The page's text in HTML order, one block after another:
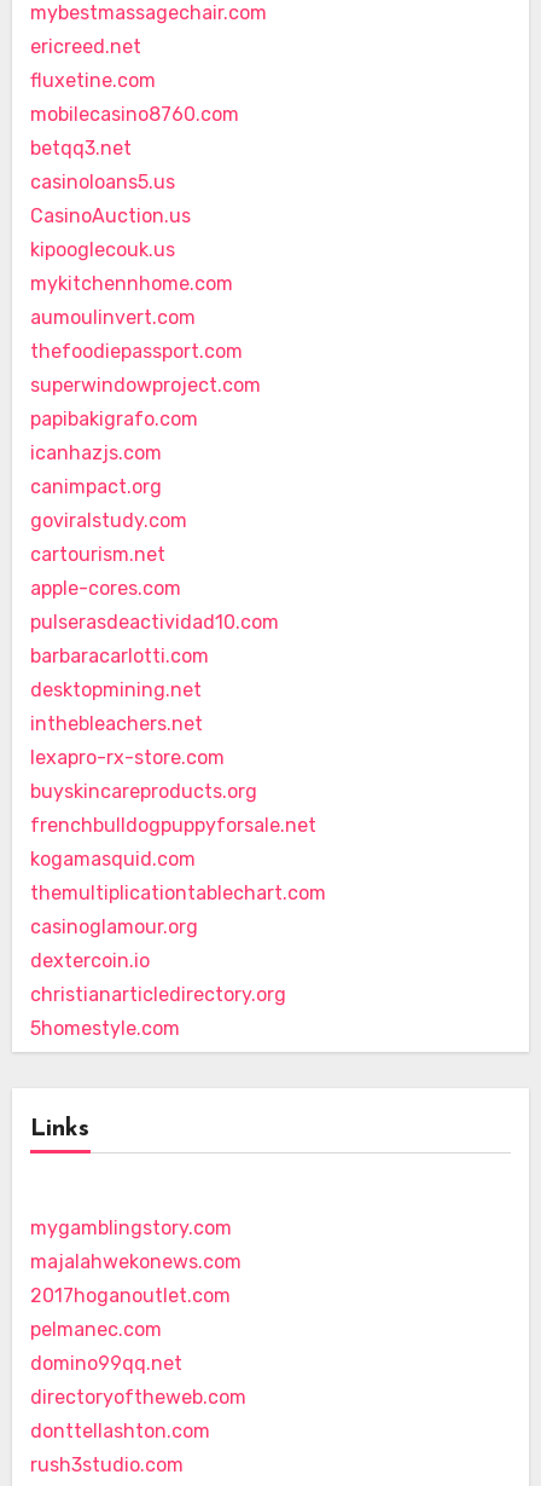
mybestmassagechair.com
ericreed.net
fluxetine.com
mobilecasino8760.com
betqq3.net
casinoloans5.us
CasinoAuction.us
kipooglecouk.us
mykitchennhome.com
aumoulinvert.com
thefoodiepassport.com
superwindowproject.com
papibakigrafo.com
icanhazjs.com
canimpact.org
goviralstudy.com
cartourism.net
apple-cores.com
pulserasdeactividad10.com
barbaracarlotti.com
desktopmining.net
inthebleachers.net
lexapro-rx-store.com
buyskincareproducts.org
frenchbulldogpuppyforsale.net
kogamasquid.com
themultiplicationtablechart.com
casinoglamour.org
dextercoin.io
christianarticledirectory.org
5homestyle.com
Links
mygamblingstory.com
majalahwekonews.com
2017hoganoutlet.com
pelmanec.com
domino99qq.net
directoryoftheweb.com
donttellashton.com
rush3studio.com